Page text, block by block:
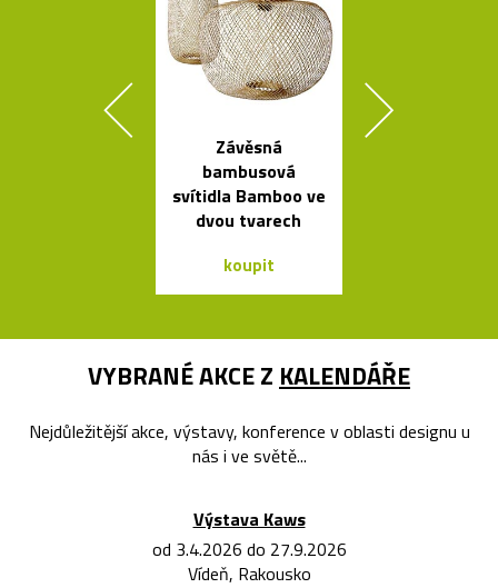
Závěsná
bambusová
svítidla Bamboo ve
dvou tvarech
koupit
VYBRANÉ AKCE Z KALENDÁŘE
Nejdůležitější akce, výstavy, konference v oblasti designu u
nás i ve světě...
Výstava Kaws
od 3.4.2026 do 27.9.2026
Vídeň, Rakousko